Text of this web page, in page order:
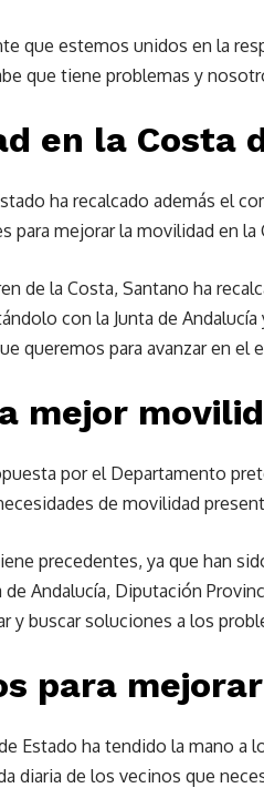
que estemos unidos en la
que tiene problemas y
en la Costa
ha recalcado además el
para mejorar la movilidad en la
de la Costa, Santano ha
con la Junta de
queremos para avanzar en
mejor
por el Departamento
de movilidad
precedentes, ya que han
de Andalucía, Diputación
y buscar soluciones a los
para
Estado ha tendido la mano a
diaria de los vecinos que